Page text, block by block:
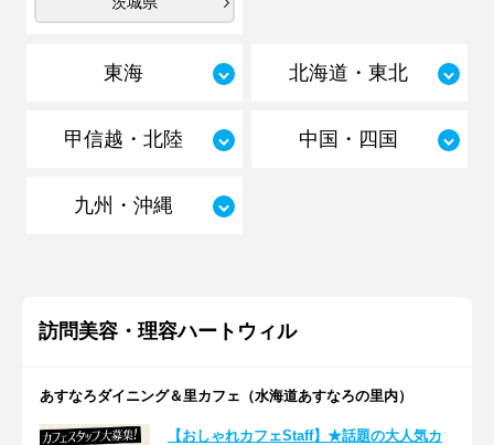
東海 北海道・東北
甲信越・北陸 中国・四国
九州・沖縄
訪問美容・理容ハートウィル
あすなろダイニング＆里カフェ（水海道あすなろの里内）
【おしゃれカフェStaff】★話題の大人気カ